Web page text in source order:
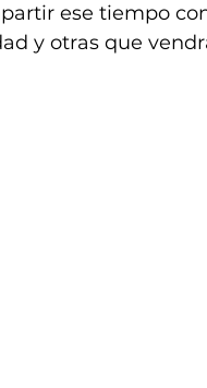
ese tiempo
y otras que